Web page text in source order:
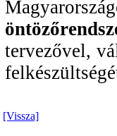
tervezővel,
[Vissza]